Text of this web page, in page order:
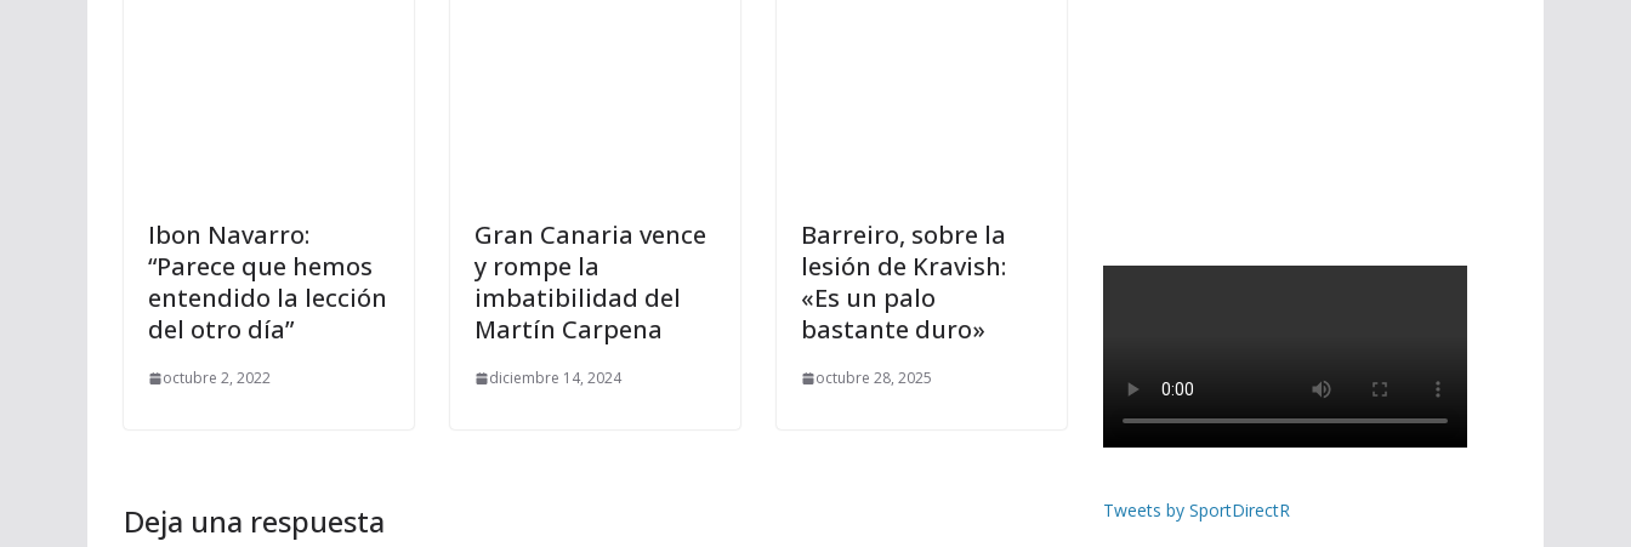
Ibon Navarro:
“Parece que hemos
entendido la lección
del otro día”
octubre 2, 2022
Gran Canaria vence
y rompe la
imbatibilidad del
Martín Carpena
diciembre 14, 2024
Barreiro, sobre la
lesión de Kravish:
«Es un palo
bastante duro»
octubre 28, 2025
Deja una respuesta Tweets by SportDirectR